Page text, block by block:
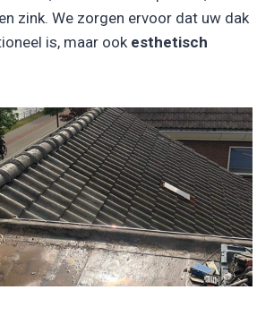
zink. We zorgen ervoor dat uw dak
is, maar ook esthetisch